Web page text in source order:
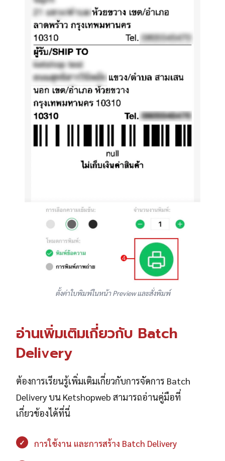
ตั้งค่าใบพิมพ์ในหน้า Preview และสั่งพิมพ์
อ่านเพิ่มเติมเกี่ยวกับ Batch
Delivery
ต้องการเรียนรู้เพิ่มเติมเกี่ยวกับการจัดการ Batch
Delivery บน Ketshopweb สามารถอ่านคู่มือที่
เกี่ยวข้องได้ที่นี่
✓ การใช้งาน และการสร้าง Batch Delivery